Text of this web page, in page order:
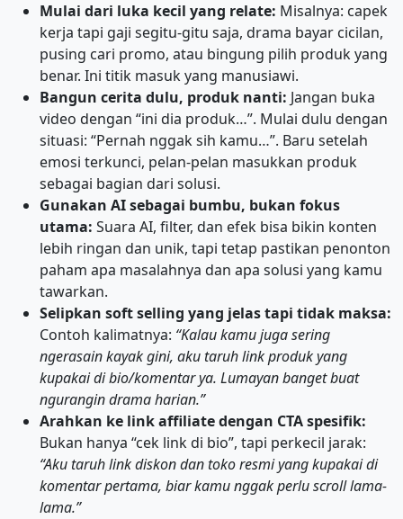
Mulai dari luka kecil yang relate: Misalnya: capek
kerja tapi gaji segitu-gitu saja, drama bayar cicilan,
pusing cari promo, atau bingung pilih produk yang
benar. Ini titik masuk yang manusiawi.
Bangun cerita dulu, produk nanti: Jangan buka
video dengan “ini dia produk…”. Mulai dulu dengan
situasi: “Pernah nggak sih kamu…”. Baru setelah
emosi terkunci, pelan-pelan masukkan produk
sebagai bagian dari solusi.
Gunakan AI sebagai bumbu, bukan fokus
utama: Suara AI, filter, dan efek bisa bikin konten
lebih ringan dan unik, tapi tetap pastikan penonton
paham apa masalahnya dan apa solusi yang kamu
tawarkan.
Selipkan soft selling yang jelas tapi tidak maksa:
Contoh kalimatnya: “Kalau kamu juga sering
ngerasain kayak gini, aku taruh link produk yang
kupakai di bio/komentar ya. Lumayan banget buat
ngurangin drama harian.”
Arahkan ke link affiliate dengan CTA spesifik:
Bukan hanya “cek link di bio”, tapi perkecil jarak:
“Aku taruh link diskon dan toko resmi yang kupakai di
komentar pertama, biar kamu nggak perlu scroll lama-
lama.”